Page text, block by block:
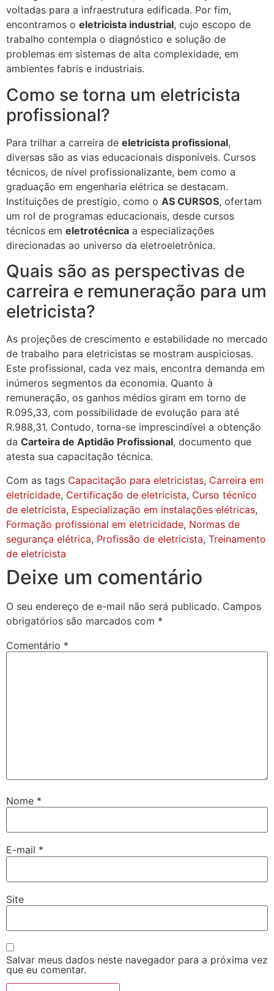
voltadas para a infraestrutura edificada. Por fim,
encontramos o eletricista industrial, cujo escopo de
trabalho contempla o diagnóstico e solução de
problemas em sistemas de alta complexidade, em
ambientes fabris e industriais.
Como se torna um eletricista
profissional?
Para trilhar a carreira de eletricista profissional,
diversas são as vias educacionais disponíveis. Cursos
técnicos, de nível profissionalizante, bem como a
graduação em engenharia elétrica se destacam.
Instituições de prestígio, como o AS CURSOS, ofertam
um rol de programas educacionais, desde cursos
técnicos em eletrotécnica a especializações
direcionadas ao universo da eletroeletrônica.
Quais são as perspectivas de
carreira e remuneração para um
eletricista?
As projeções de crescimento e estabilidade no mercado
de trabalho para eletricistas se mostram auspiciosas.
Este profissional, cada vez mais, encontra demanda em
inúmeros segmentos da economia. Quanto à
remuneração, os ganhos médios giram em torno de
R.095,33, com possibilidade de evolução para até
R.988,31. Contudo, torna-se imprescindível a obtenção
da Carteira de Aptidão Profissional, documento que
atesta sua capacitação técnica.
Com as tags Capacitação para eletricistas, Carreira em
eletricidade, Certificação de eletricista, Curso técnico
de eletricista, Especialização em instalações elétricas,
Formação profissional em eletricidade, Normas de
segurança elétrica, Profissão de eletricista, Treinamento
de eletricista
Deixe um comentário
O seu endereço de e-mail não será publicado. Campos
obrigatórios são marcados com *
Comentário *
Nome *
E-mail *
Site
Salvar meus dados neste navegador para a próxima vez
que eu comentar.